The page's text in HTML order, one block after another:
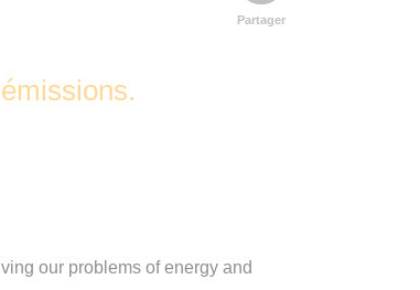
Partager
our problems of energy and